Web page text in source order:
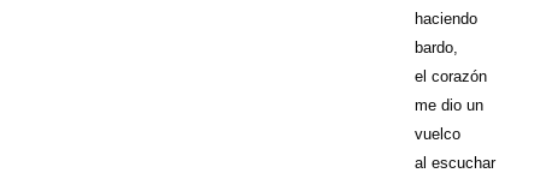
haciendo
bardo,
el corazón
me dio un
vuelco
al escuchar